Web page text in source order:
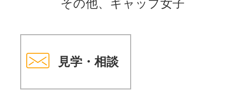
その他、ギャップ女子
見学・相談